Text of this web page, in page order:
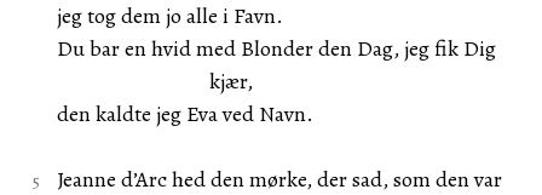
jeg tog dem jo alle i Favn.
Du bar en hvid med Blonder den Dag, jeg fik Dig
kjær,
den kaldte jeg Eva ved Navn.
Jeanne d’Arc hed den mørke, der sad, som den var